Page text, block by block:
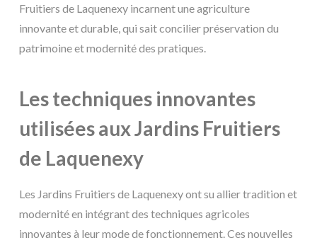
Fruitiers de Laquenexy incarnent une agriculture
innovante et durable, qui sait concilier préservation du
patrimoine et modernité des pratiques.
Les techniques innovantes
utilisées aux Jardins Fruitiers
de Laquenexy
Les Jardins Fruitiers de Laquenexy ont su allier tradition et
modernité en intégrant des techniques agricoles
innovantes à leur mode de fonctionnement. Ces nouvelles